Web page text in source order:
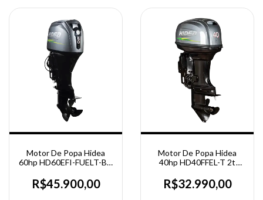
Motor De Popa Hidea
60hp HD60EFI-FUELT-BT
Power trim - BigTiler
R$45.900,00
Motor De Popa Hidea
40hp HD40FFEL-T 2t
R$32.990,00